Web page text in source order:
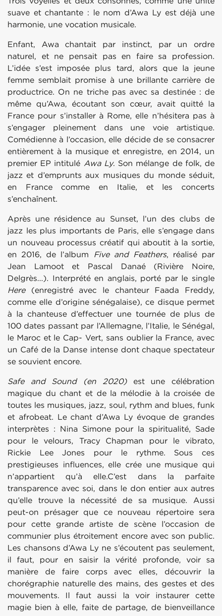
suave et chantante : le nom d’Awa Ly est déjà une
harmonie, une vocation musicale.
Enfant, Awa chantait par instinct, par un ordre
naturel, et ne pensait pas en faire sa profession.
L’idée s’est imposée plus tard, alors que la jeune
femme semblait promise à une brillante carrière de
productrice. On ne triche pas avec sa destinée : de
même qu’Awa, écoutant son cœur, avait quitté la
France pour s’installer à Rome, elle n’hésitera pas à
s’engager pleinement dans une voie artistique.
Comédienne à l’occasion, elle décide de se consacrer
entièrement à la musique et enregistre, en 2014, un
premier EP intitulé Awa Ly. Son mélange de folk, de
jazz et d’emprunts aux musiques du monde séduit,
en France comme en Italie, et les concerts
s’enchaînent.
Après une résidence au Sunset, l’un des clubs de
jazz les plus importants de Paris, elle s’engage dans
un nouveau processus créatif qui aboutit à la sortie,
en 2016, de l’album Fiveand Feathers, réalisé par
Jean Lamoot et Pascal Danaé (Rivière Noire,
Delgrès...). Interprété en anglais, porté par le single
Here (enregistré avec le chanteur Faada Freddy,
comme elle d’origine sénégalaise), ce disque permet
à la chanteuse d’effectuer une tournée de plus de
100 dates passant par l’Allemagne, l’Italie, le Sénégal,
le Maroc et le Cap- Vert, sans oublier la France, avec
un Café de la Danse intense dont chaque spectateur
se souvient encore.
Safe and Sound (en 2020) est une célébration
magique du chant et de la mélodie à la croisée de
toutes les musiques, jazz, soul, rythm and blues, funk
et afrobeat. Le chant d’Awa Ly évoque de grandes
interprètes : Nina Simone pour la spiritualité, Sade
pour le velours, Tracy Chapman pour le vibrato,
Rickie Lee Jones pour le rythme. Sous ces
prestigieuses influences, elle crée une musique qui
n’appartient qu’à elle.C’est dans la parfaite
transparence avec soi, dans le don entier aux autres
qu’elle trouve la nécessité de sa musique. Aussi
peut-on présager que ce nouveau répertoire sera
pour cette grande artiste de scène l’occasion de
communier plus étroitement encore avec son public.
Les chansons d’Awa Ly ne s’écoutent pas seulement,
il faut, pour en saisir la vérité profonde, voir sa
manière de faire corps avec elles, découvrir la
chorégraphie naturelle des mains, des gestes et des
mouvements. Il faut aussi la voir instaurer cette
magie bien à elle, faite de partage, de bienveillance